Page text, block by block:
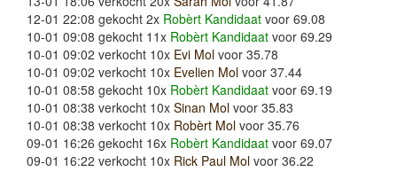
12-01 22:08 gekocht 2x Robèrt Kandidaat voor 69.08
10-01 09:08 gekocht 11x Robèrt Kandidaat voor 69.29
10-01 09:02 verkocht 10x Evi Mol voor 35.78
10-01 09:02 verkocht 10x Evelien Mol voor 37.44
10-01 08:58 gekocht 10x Robèrt Kandidaat voor 69.19
10-01 08:38 verkocht 10x Sinan Mol voor 35.83
10-01 08:38 verkocht 10x Robèrt Mol voor 35.76
09-01 16:26 gekocht 16x Robèrt Kandidaat voor 69.07
09-01 16:22 verkocht 10x Rick Paul Mol voor 36.22